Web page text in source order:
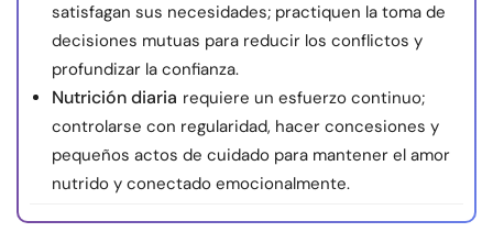
Idioma
Sobre nosotros Contáctanos Escríbenos
Publicidad con
nosotros
© Copyright 2026. Todos los derechos reservados.
satisfagan sus necesidades; practiquen la toma de
decisiones mutuas para reducir los conflictos y
profundizar la confianza.
Nutrición diaria requiere un esfuerzo continuo;
controlarse con regularidad, hacer concesiones y
pequeños actos de cuidado para mantener el amor
nutrido y conectado emocionalmente.